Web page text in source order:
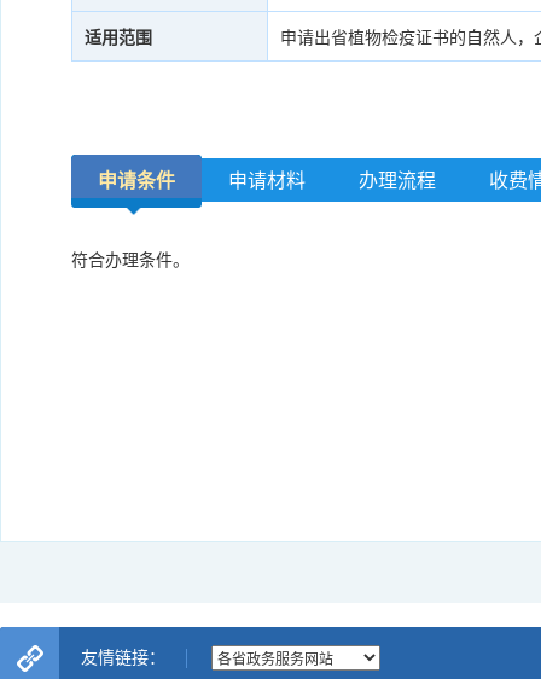
适用范围 申请出省植物检疫证书的自然人
申请条件 申请材料 办理流程 收费
符合办理条件。
友情链接：